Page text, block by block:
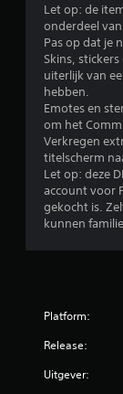
Let op: de
onderdeel
Pas op dat je
Skins,
uiterlijk van
hebben.
Emotes en
om het
Verkregen
titelscherm
Let op: deze
account voor
gekocht is.
kunnen
Platform:
Release:
Uitgever: